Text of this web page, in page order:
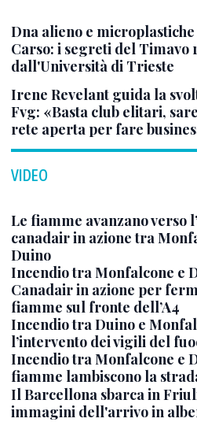
Dna alieno e
Carso: i segreti del Timavo
dall'Università di Trieste
Irene Revelant guida la
Fvg: «Basta club elitari,
rete aperta per fare
VIDEO
Le fiamme avanzano verso
canadair in azione tra
Duino
Incendio tra Monfalcone e
Canadair in azione per
fiamme sul fronte dell’A4
Incendio tra Duino e
l’intervento dei vigili del
Incendio tra Monfalcone e
fiamme lambiscono la
Il Barcellona sbarca in
immagini dell'arrivo in